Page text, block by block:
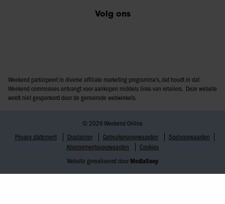
Volg ons
Weekend participeert in diverse affiliate marketing programma’s, dat houdt in dat
Weekend commissies ontvangt voor aankopen middels links van retailers. Deze website
wordt niet gesponsord door de genoemde webwinkels.
© 2026 Weekend Online
Privacy statement
Disclaimer Gebruikersvoorwaarden
Spelvoorwaarden
Abonnementsvoorwaarden
Cookies
Website gerealiseerd door MediaSoep